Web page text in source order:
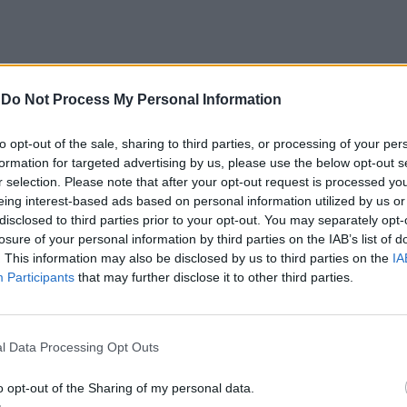
Do Not Process My Personal Information
opt-out of the sale, sharing to third parties, or processing of your
for targeted advertising by us, please use the below opt-out
selection. Please note that after your opt-out request is processed
interest-based ads based on personal information utilized by us
to third parties prior to your opt-out. You may separately
of your personal information by third parties on the IAB’s list of
This information may also be disclosed by us to third parties on the
Participants that may further disclose it to other third parties.
Data Processing Opt Outs
opt-out of the Sharing of my personal data.
de Portugal, acolhe, nos dias 4 e 5 de setembro,
Branco (CCCCB), a primeira edição da
organizada pela Câmara Municipal de
e Cultura, e integrada na programação do
entre 3 e 6 de setembro.
Branco na “Rede de Cidades Criativas da
de 2023, na categoria “Artesanato e Artes
graças ao “valor patrimonial, artístico e
uma das manifestações mais emblemáticas da
albicastrense.